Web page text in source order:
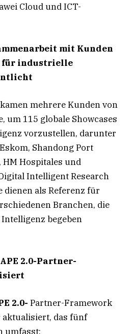
Cloud und ICT-
mit Kunden
für industrielle
mehrere Kunden von
um 115 globale Showcases
vorzustellen, darunter
Shandong Port
HM Hospitales und
Intelligent Research
dienen als Referenz für
Branchen, die
begeben
2.0-Partner-
2.0- Partner-Framework
das fünf
umfasst: